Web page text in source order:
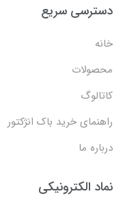
دسترسی سریع
خانه
محصولات
کاتالوگ
راهنمای خرید باک انژکتور
درباره ما
نماد الکترونیکی